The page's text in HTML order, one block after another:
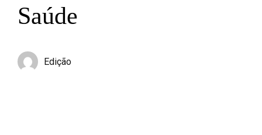
Saúde
Edição